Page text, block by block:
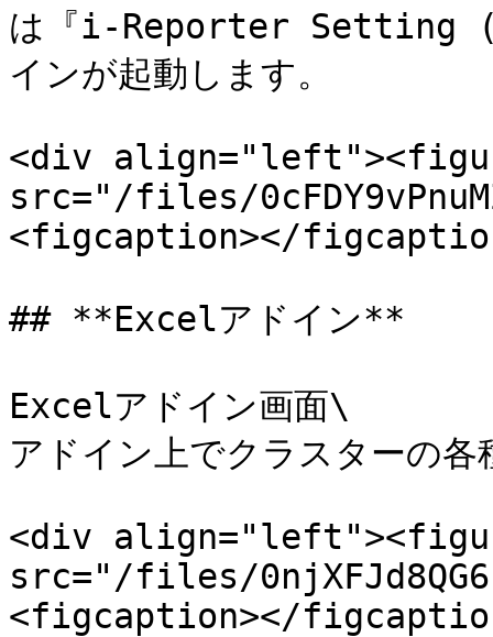
は『i-Reporter Setting
インが起動します。
<div
src="/files/
<figcaption></
## **Excelアドイン**
Excelアドイン画面\
アドイン上でクラスターの各
<div
src="/files/
<figcaption></